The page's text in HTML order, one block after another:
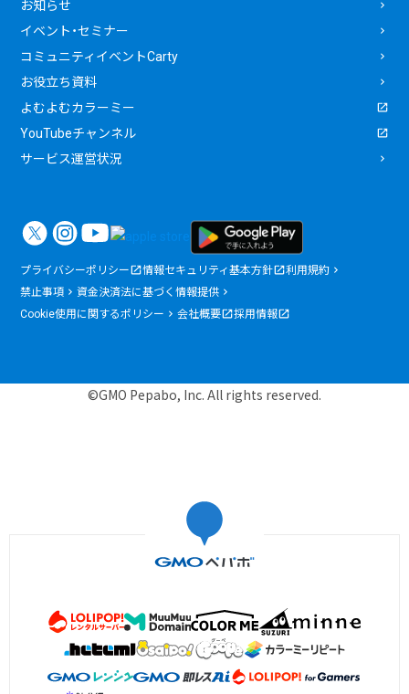
お知らせ
イベント・セミナー
コミュニティイベントCarty
お役立ち資料
よむよむカラーミー
YouTubeチャンネル
サービス運営状況
プライバシーポリシー 情報セキュリティ基本方針
利用規約
禁止事項
資金決済法に基づく情報提供
Cookie使用に関するポリシー
会社概要 採用情報
©GMO Pepabo, Inc. All rights reserved.